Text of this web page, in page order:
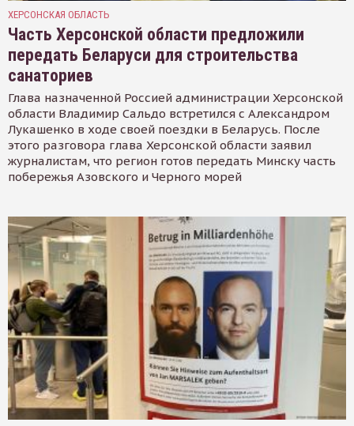
ХЕРСОНСКАЯ ОБЛАСТЬ
Часть Херсонской области предложили
передать Беларуси для строительства
санаториев
Глава назначенной Россией администрации Херсонской
области Владимир Сальдо встретился с Александром
Лукашенко в ходе своей поездки в Беларусь. После
этого разговора глава Херсонской области заявил
журналистам, что регион готов передать Минску часть
побережья Азовского и Черного морей